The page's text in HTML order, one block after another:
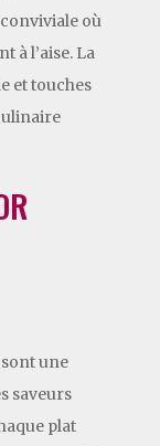
où
à l’aise. La
et touches
une
saveurs
plat